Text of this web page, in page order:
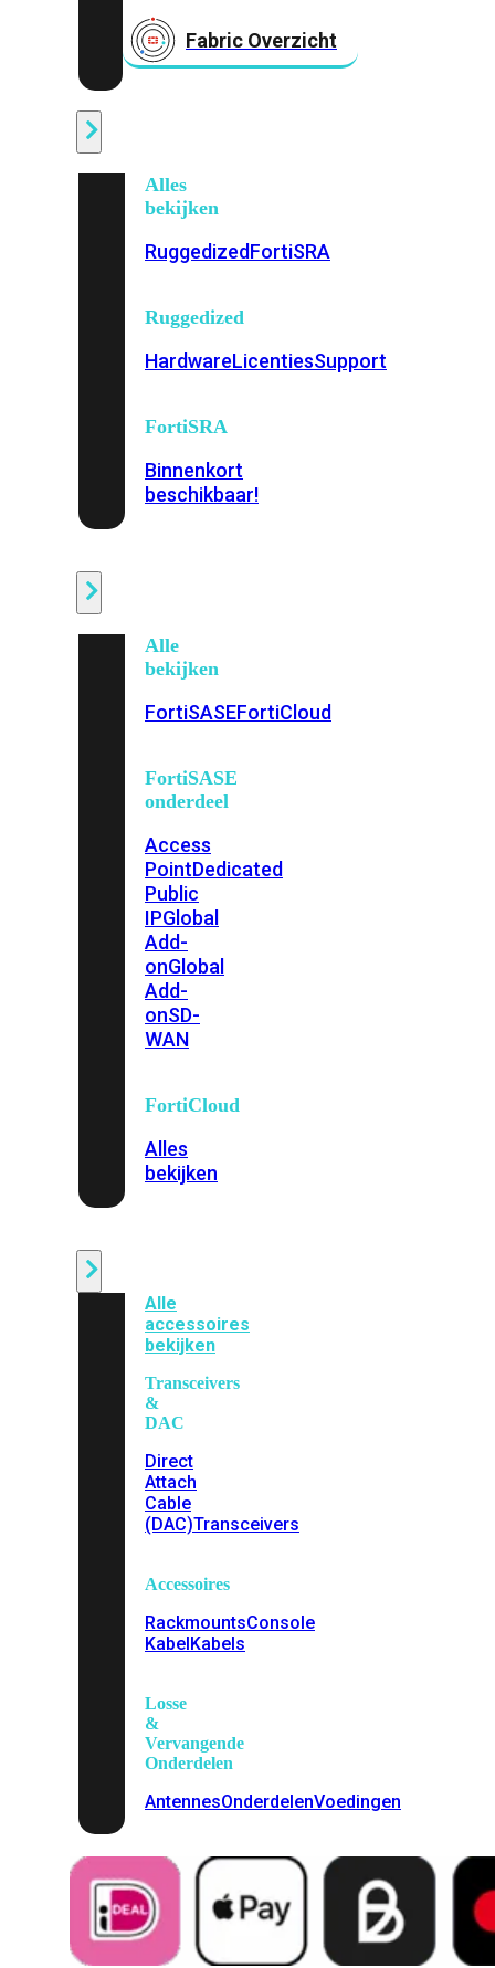
Fabric Overzicht
Alles
bekijken
RuggedizedFortiSRA
Ruggedized
HardwareLicentiesSupport
FortiSRA
Binnenkort
beschikbaar!
Alle
bekijken
FortiSASEFortiCloud
FortiSASE
onderdeel
Access
PointDedicated
Public
IPGlobal
Add-
onGlobal
Add-
onSD-
WAN
FortiCloud
Alles
bekijken
Alle
accessoires
bekijken
Transceivers
&
DAC
Direct
Attach
Cable
(DAC)Transceivers
Accessoires
RackmountsConsole
KabelKabels
Losse
&
Vervangende
Onderdelen
AntennesOnderdelenVoedingen